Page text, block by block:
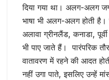
दिया गया था। अलग-अलग
भाषा भी अलग-अलग होती है।
अलावा ग्रीनलैंड, कनाडा,
भी पाए जाते हैं। पारंपरिक
वातावरण में रहने की आदत
नहीं उगा पाते, इसलिए उन्हें